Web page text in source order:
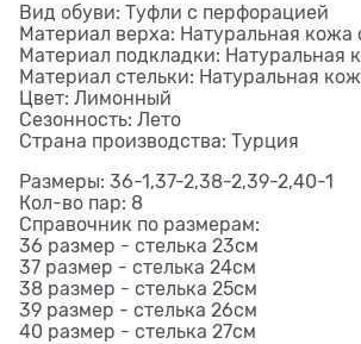
Вид обуви: Туфли с перфорацией
Материал верха: Натуральная кожа
Материал подкладки: Натуральная
Материал стельки: Натуральная
Цвет: Лимонный
Сезонность: Лето
Страна производства: Турция
Размеры: 36-1,37-2,38-2,39-2,40-1
Кол-во пар: 8
Справочник по размерам:
36 размер - стелька 23см
37 размер - стелька 24см
38 размер - стелька 25см
39 размер - стелька 26см
40 размер - стелька 27см